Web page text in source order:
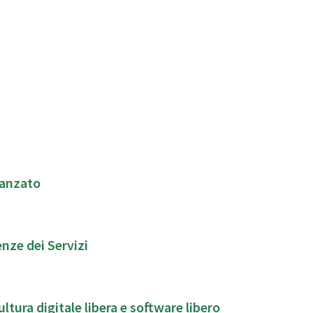
dei Servizi
digitale libera e software libero